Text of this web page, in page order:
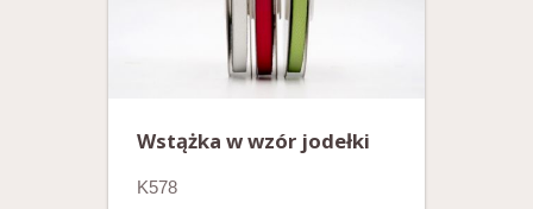
Wstążka w wzór jodełki
K578